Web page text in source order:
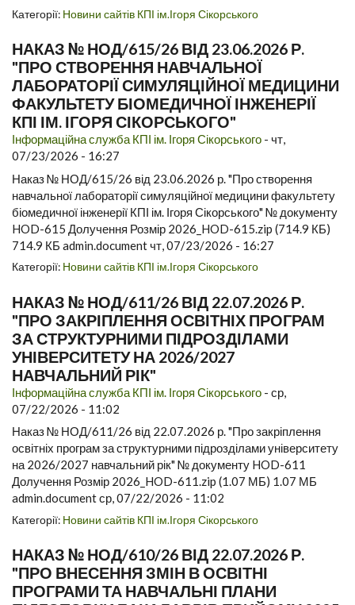
Категорії: Новини сайтів КПІ ім.Ігоря Сікорського
НАКАЗ № НОД/615/26 ВІД 23.06.2026 Р.
"ПРО СТВОРЕННЯ НАВЧАЛЬНОЇ
ЛАБОРАТОРІЇ СИМУЛЯЦІЙНОЇ МЕДИЦИНИ
ФАКУЛЬТЕТУ БІОМЕДИЧНОЇ ІНЖЕНЕРІЇ
КПІ ІМ. ІГОРЯ СІКОРСЬКОГО"
Інформаційна служба КПІ ім. Ігоря Сікорського - чт,
07/23/2026 - 16:27
Наказ № НОД/615/26 від 23.06.2026 р. "Про створення
навчальної лабораторії симуляційної медицини факультету
біомедичної інженерії КПІ ім. Ігоря Сікорського" № документу
HOD-615 Долучення Розмір 2026_HOD-615.zip (714.9 КБ)
714.9 КБ admin.document чт, 07/23/2026 - 16:27
Категорії: Новини сайтів КПІ ім.Ігоря Сікорського
НАКАЗ № НОД/611/26 ВІД 22.07.2026 Р.
"ПРО ЗАКРІПЛЕННЯ ОСВІТНІХ ПРОГРАМ
ЗА СТРУКТУРНИМИ ПІДРОЗДІЛАМИ
УНІВЕРСИТЕТУ НА 2026/2027
НАВЧАЛЬНИЙ РІК"
Інформаційна служба КПІ ім. Ігоря Сікорського - ср,
07/22/2026 - 11:02
Наказ № НОД/611/26 від 22.07.2026 р. "Про закріплення
освітніх програм за структурними підрозділами університету
на 2026/2027 навчальний рік" № документу HOD-611
Долучення Розмір 2026_HOD-611.zip (1.07 МБ) 1.07 МБ
admin.document ср, 07/22/2026 - 11:02
Категорії: Новини сайтів КПІ ім.Ігоря Сікорського
НАКАЗ № НОД/610/26 ВІД 22.07.2026 Р.
"ПРО ВНЕСЕННЯ ЗМІН В ОСВІТНІ
ПРОГРАМИ ТА НАВЧАЛЬНІ ПЛАНИ